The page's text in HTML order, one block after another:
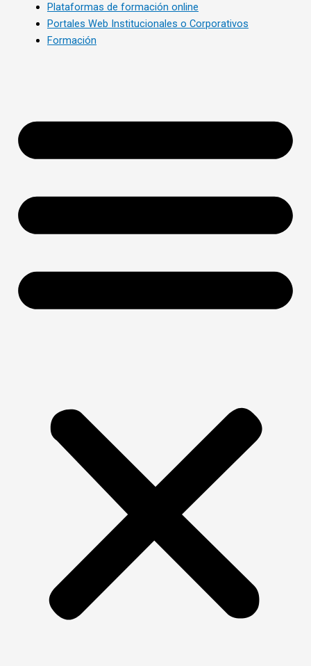
Plataformas de formación online
Portales Web Institucionales o Corporativos
Formación